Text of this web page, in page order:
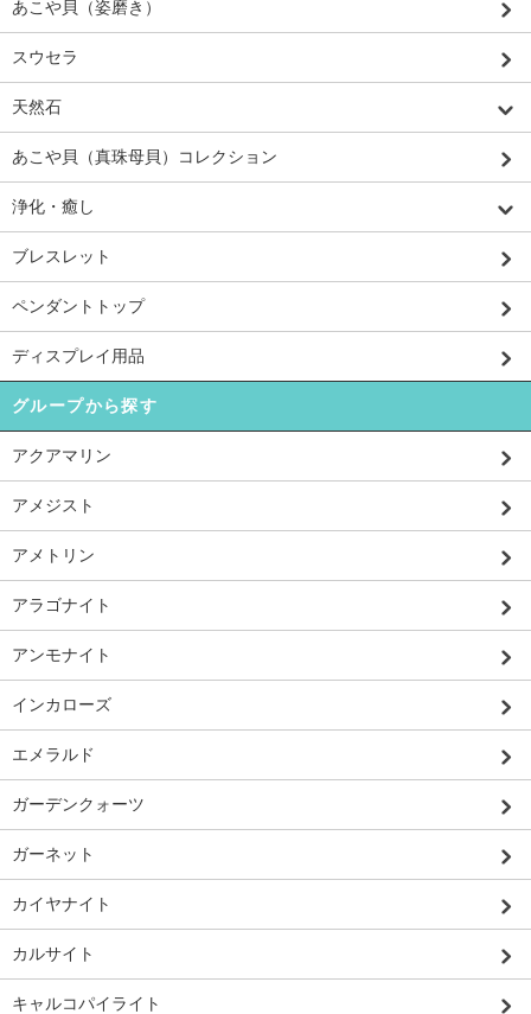
あこや貝（姿磨き）
スウセラ
天然石
あこや貝（真珠母貝）コレクション
浄化・癒し
ブレスレット
ペンダントトップ
ディスプレイ用品
グループから探す
アクアマリン
アメジスト
アメトリン
アラゴナイト
アンモナイト
インカローズ
エメラルド
ガーデンクォーツ
ガーネット
カイヤナイト
カルサイト
キャルコパイライト